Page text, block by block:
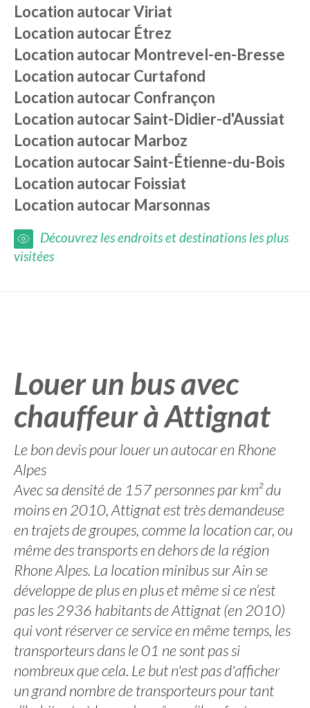
Location autocarViriat
Location autocar Étrez
Location autocar Montrevel-en-Bresse
Location autocarCurtafond
Location autocarConfrançon
Location autocarSaint-Didier-d'Aussiat
Location autocar Marboz
Location autocarSaint-Étienne-du-Bois
Location autocar Foissiat
Location autocar Marsonnas
Découvrez les endroits et destinations les plus
visitées
Louer un bus avec
chauffeur à Attignat
Le bon devis pour louer un autocar en Rhone
Alpes
Avec sa densité de 157 personnes par km² du
moins en 2010, Attignat est très demandeuse
en trajets de groupes, comme la location car, ou
même des transports en dehors de la région
Rhone Alpes. La location minibus sur Ain se
développe de plus en plus et même si ce n’est
pas les 2936 habitants de Attignat (en 2010)
qui vont réserver ce service en même temps, les
transporteurs dans le 01 ne sont pas si
nombreux que cela. Le but n'est pas d'afficher
un grand nombre de transporteurs pour tant